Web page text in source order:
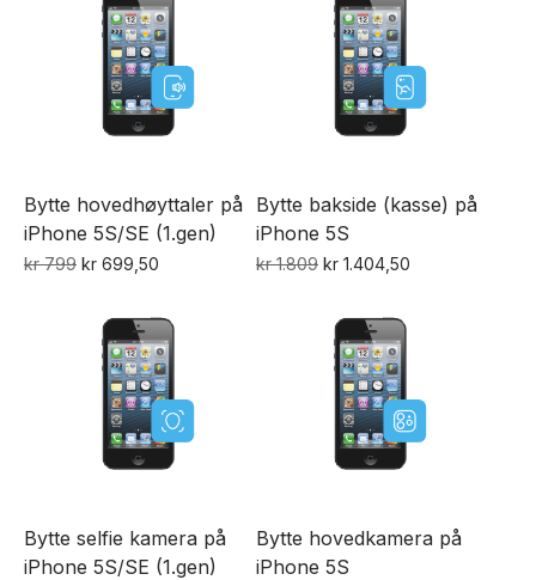
kr 1.688.kr 1.344.
Bytte hovedhøyttaler på
iPhone 5S/SE (1.gen)
kr799 Opprinnelig
var:
kr 799.
kr 699,50
er:
kr 699,50.
Bytte bakside (kasse) på
iPhone 5S
kr1.809 Opprinnelig
var:
kr 1.809.
kr 1.404,50
Bytte selfie kamera på
iPhone 5S/SE (1.gen)
Bytte hovedkamera på
iPhone 5S